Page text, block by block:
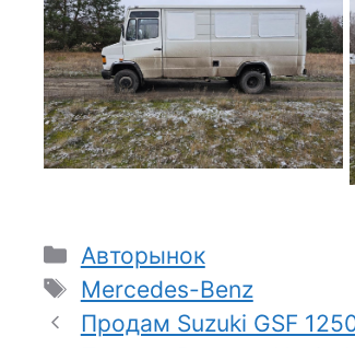
Рубрики
Авторынок
Метки
Mercedes-Benz
Продам Suzuki GSF